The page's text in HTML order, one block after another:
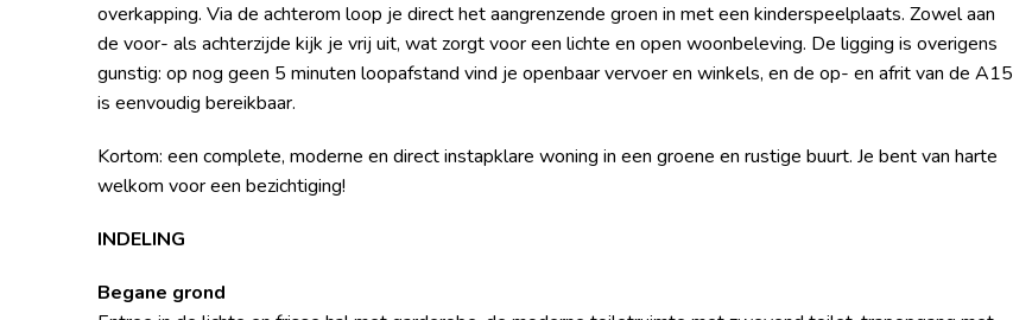
overkapping. Via de achterom loop je direct het aangrenzende groen in met een kinderspeelplaats. Zowel aan
de voor- als achterzijde kijk je vrij uit, wat zorgt voor een lichte en open woonbeleving. De ligging is overigens
gunstig: op nog geen 5 minuten loopafstand vind je openbaar vervoer en winkels, en de op- en afrit van de A15
is eenvoudig bereikbaar.
Kortom: een complete, moderne en direct instapklare woning in een groene en rustige buurt. Je bent van harte
welkom voor een bezichtiging!
INDELING
Begane grond